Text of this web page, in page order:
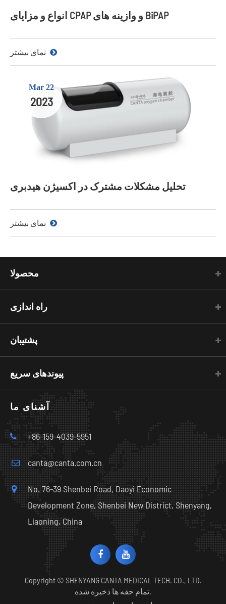
انواع و مزایای CPAP و وازینه های BiPAP
Mar 22
2023
تحلیل مشکلات مشترک در اکسیژن هیدبری
محصولا
راه اندازی
پشتیبان
پیوندهای سریع
آشنای ما
+86-159-4039-5951
canta@canta.com.cn
No. 76-39 Shenbei Road, Daoyi Economic
Development Zone, Shenbei New District, Shenyang,
Liaoning, China
Copyright © SHENYANG CANTA MEDICAL TECH. CO., LTD.
تمام حقه ها ذخیره شده.